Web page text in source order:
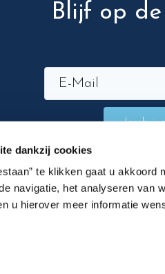
dankzij cookies
te klikken gaat u
navigatie, het analyseren van
u hierover meer informatie
Blijf op